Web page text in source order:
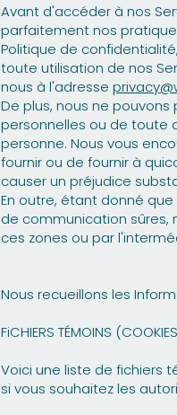
Avant d'accéder à nos
parfaitement nos
Politique de
toute utilisation de nos
nous à l'adresse
De plus, nous ne
personnelles ou de toute
personne. Nous vous
fournir ou de fournir à
causer un préjudice
En outre, étant donné
de communication sûres,
ces zones ou par
Nous recueillons les
FiCHIERS TÉMOINS
Voici une liste de fichiers
si vous souhaitez les